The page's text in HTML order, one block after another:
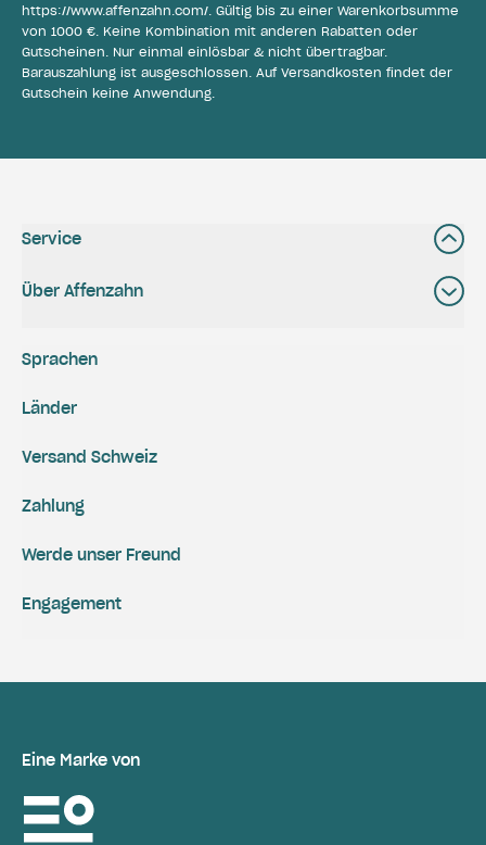
https://www.affenzahn.com/. Gültig bis zu einer Warenkorbsumme
von 1000 €. Keine Kombination mit anderen Rabatten oder
Gutscheinen. Nur einmal einlösbar & nicht übertragbar.
Barauszahlung ist ausgeschlossen. Auf Versandkosten findet der
Gutschein keine Anwendung.
Service
Über Affenzahn
Versand Schweiz
Zahlung
Engagement
Werde unser Freund
Sprachen
Länder
Eine Marke von